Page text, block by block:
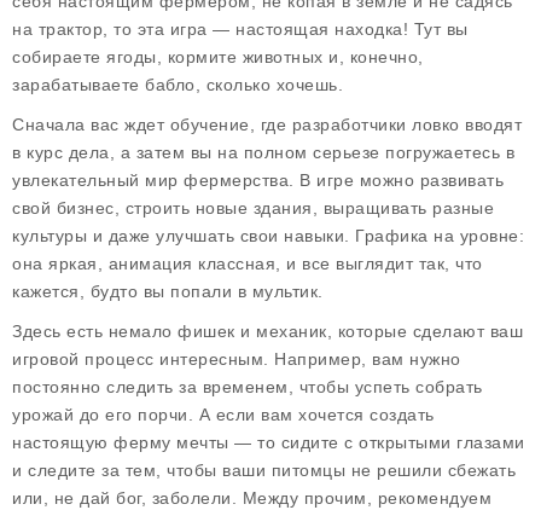
на трактор, то эта игра — настоящая находка! Тут вы
собираете ягоды, кормите животных и, конечно,
зарабатываете бабло, сколько хочешь.
Сначала вас ждет обучение, где разработчики ловко вводят
в курс дела, а затем вы на полном серьезе погружаетесь в
увлекательный мир фермерства. В игре можно развивать
свой бизнес, строить новые здания, выращивать разные
культуры и даже улучшать свои навыки. Графика на уровне:
она яркая, анимация классная, и все выглядит так, что
кажется, будто вы попали в мультик.
Здесь есть немало фишек и механик, которые сделают ваш
игровой процесс интересным. Например, вам нужно
постоянно следить за временем, чтобы успеть собрать
урожай до его порчи. А если вам хочется создать
настоящую ферму мечты — то сидите с открытыми глазами
и следите за тем, чтобы ваши питомцы не решили сбежать
или, не дай бог, заболели. Между прочим, рекомендуем